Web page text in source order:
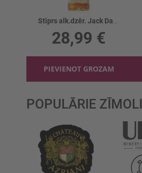
Stiprs alk.dzēr. Jack Daniels Honey 35%
28,99 €
PIEVIENOT GROZAM
POPULĀRIE ZĪMOLI